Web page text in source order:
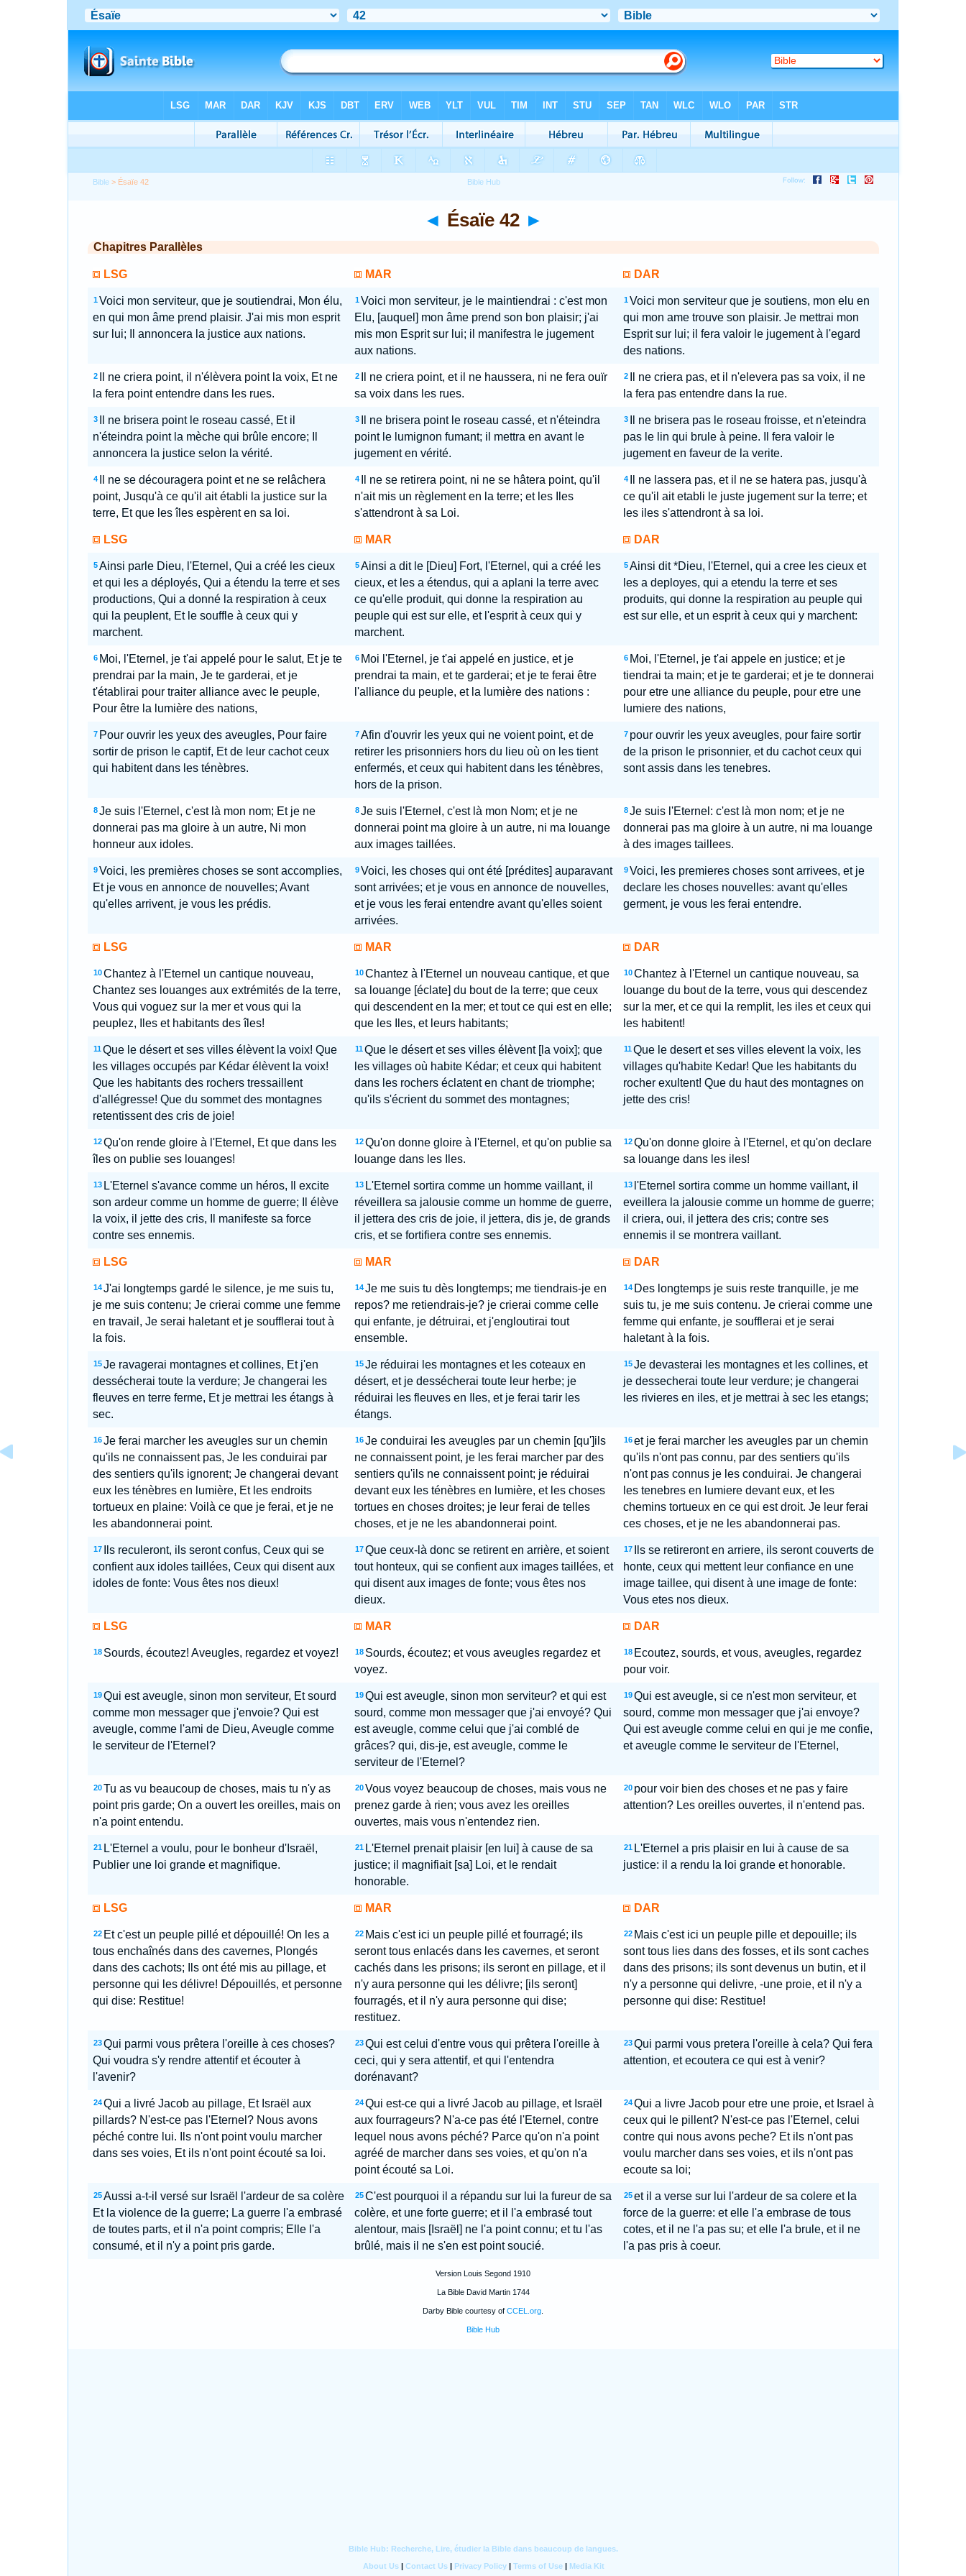
Bible > Ésaïe 42
◄ Ésaïe 42 ►
Chapitres Parallèles
LSG MAR DAR
1 Voici mon serviteur, que je soutiendrai, Mon élu,
en qui mon âme prend plaisir. J'ai mis mon esprit
sur lui; Il annoncera la justice aux nations.
1 Voici mon serviteur, je le maintiendrai : c'est mon
Elu, [auquel] mon âme prend son bon plaisir; j'ai
mis mon Esprit sur lui; il manifestra le jugement
aux nations.
1 Voici mon serviteur que je soutiens, mon elu en
qui mon ame trouve son plaisir. Je mettrai mon
Esprit sur lui; il fera valoir le jugement à l'egard
des nations.
2
Il ne criera point, il n'élèvera point la voix, Et ne
la fera point entendre dans les rues.
2
Il ne criera point, et il ne haussera, ni ne fera ouïr
sa voix dans les rues.
2
Il ne criera pas, et il n'elevera pas sa voix, il ne
la fera pas entendre dans la rue.
3
Il ne brisera point le roseau cassé, Et il
n'éteindra point la mèche qui brûle encore; Il
annoncera la justice selon la vérité.
3
Il ne brisera point le roseau cassé, et n'éteindra
point le lumignon fumant; il mettra en avant le
jugement en vérité.
3
Il ne brisera pas le roseau froisse, et n'eteindra
pas le lin qui brule à peine. Il fera valoir le
jugement en faveur de la verite.
4
Il ne se découragera point et ne se relâchera
point, Jusqu'à ce qu'il ait établi la justice sur la
terre, Et que les îles espèrent en sa loi.
4
Il ne se retirera point, ni ne se hâtera point, qu'il
n'ait mis un règlement en la terre; et les Iles
s'attendront à sa Loi.
4
Il ne lassera pas, et il ne se hatera pas, jusqu'à
ce qu'il ait etabli le juste jugement sur la terre; et
les iles s'attendront à sa loi.
LSG MAR DAR
5 Ainsi parle Dieu, l'Eternel, Qui a créé les cieux
et qui les a déployés, Qui a étendu la terre et ses
productions, Qui a donné la respiration à ceux
qui la peuplent, Et le souffle à ceux qui y
marchent.
5 Ainsi a dit le [Dieu] Fort, l'Eternel, qui a créé les
cieux, et les a étendus, qui a aplani la terre avec
ce qu'elle produit, qui donne la respiration au
peuple qui est sur elle, et l'esprit à ceux qui y
marchent.
5 Ainsi dit *Dieu, l'Eternel, qui a cree les cieux et
les a deployes, qui a etendu la terre et ses
produits, qui donne la respiration au peuple qui
est sur elle, et un esprit à ceux qui y marchent:
6 Moi, l'Eternel, je t'ai appelé pour le salut, Et je te
prendrai par la main, Je te garderai, et je
t'établirai pour traiter alliance avec le peuple,
Pour être la lumière des nations,
6 Moi l'Eternel, je t'ai appelé en justice, et je
prendrai ta main, et te garderai; et je te ferai être
l'alliance du peuple, et la lumière des nations :
6 Moi, l'Eternel, je t'ai appele en justice; et je
tiendrai ta main; et je te garderai; et je te donnerai
pour etre une alliance du peuple, pour etre une
lumiere des nations,
7 Pour ouvrir les yeux des aveugles, Pour faire
sortir de prison le captif, Et de leur cachot ceux
qui habitent dans les ténèbres.
7 Afin d'ouvrir les yeux qui ne voient point, et de
retirer les prisonniers hors du lieu où on les tient
enfermés, et ceux qui habitent dans les ténèbres,
hors de la prison.
7 pour ouvrir les yeux aveugles, pour faire sortir
de la prison le prisonnier, et du cachot ceux qui
sont assis dans les tenebres.
8 Je suis l'Eternel, c'est là mon nom; Et je ne
donnerai pas ma gloire à un autre, Ni mon
honneur aux idoles.
8 Je suis l'Eternel, c'est là mon Nom; et je ne
donnerai point ma gloire à un autre, ni ma louange
aux images taillées.
8 Je suis l'Eternel: c'est là mon nom; et je ne
donnerai pas ma gloire à un autre, ni ma louange
à des images taillees.
9 Voici, les premières choses se sont accomplies,
Et je vous en annonce de nouvelles; Avant
qu'elles arrivent, je vous les prédis.
9 Voici, les choses qui ont été [prédites] auparavant
sont arrivées; et je vous en annonce de nouvelles,
et je vous les ferai entendre avant qu'elles soient
arrivées.
9 Voici, les premieres choses sont arrivees, et je
declare les choses nouvelles: avant qu'elles
germent, je vous les ferai entendre.
LSG MAR DAR
10 Chantez à l'Eternel un cantique nouveau,
Chantez ses louanges aux extrémités de la terre,
Vous qui voguez sur la mer et vous qui la
peuplez, Iles et habitants des îles!
10 Chantez à l'Eternel un nouveau cantique, et que
sa louange [éclate] du bout de la terre; que ceux
qui descendent en la mer; et tout ce qui est en elle;
que les Iles, et leurs habitants;
10 Chantez à l'Eternel un cantique nouveau, sa
louange du bout de la terre, vous qui descendez
sur la mer, et ce qui la remplit, les iles et ceux qui
les habitent!
11 Que le désert et ses villes élèvent la voix! Que
les villages occupés par Kédar élèvent la voix!
Que les habitants des rochers tressaillent
d'allégresse! Que du sommet des montagnes
retentissent des cris de joie!
11 Que le désert et ses villes élèvent [la voix]; que
les villages où habite Kédar; et ceux qui habitent
dans les rochers éclatent en chant de triomphe;
qu'ils s'écrient du sommet des montagnes;
11 Que le desert et ses villes elevent la voix, les
villages qu'habite Kedar! Que les habitants du
rocher exultent! Que du haut des montagnes on
jette des cris!
12 Qu'on rende gloire à l'Eternel, Et que dans les
îles on publie ses louanges!
12 Qu'on donne gloire à l'Eternel, et qu'on publie sa
louange dans les Iles.
12 Qu'on donne gloire à l'Eternel, et qu'on declare
sa louange dans les iles!
13 L'Eternel s'avance comme un héros, Il excite
son ardeur comme un homme de guerre; Il élève
la voix, il jette des cris, Il manifeste sa force
contre ses ennemis.
13 L'Eternel sortira comme un homme vaillant, il
réveillera sa jalousie comme un homme de guerre,
il jettera des cris de joie, il jettera, dis je, de grands
cris, et se fortifiera contre ses ennemis.
13 l'Eternel sortira comme un homme vaillant, il
eveillera la jalousie comme un homme de guerre;
il criera, oui, il jettera des cris; contre ses
ennemis il se montrera vaillant.
LSG MAR DAR
14 J'ai longtemps gardé le silence, je me suis tu,
je me suis contenu; Je crierai comme une femme
en travail, Je serai haletant et je soufflerai tout à
la fois.
14 Je me suis tu dès longtemps; me tiendrais-je en
repos? me retiendrais-je? je crierai comme celle
qui enfante, je détruirai, et j'engloutirai tout
ensemble.
14 Des longtemps je suis reste tranquille, je me
suis tu, je me suis contenu. Je crierai comme une
femme qui enfante, je soufflerai et je serai
haletant à la fois.
15 Je ravagerai montagnes et collines, Et j'en
dessécherai toute la verdure; Je changerai les
fleuves en terre ferme, Et je mettrai les étangs à
sec.
15 Je réduirai les montagnes et les coteaux en
désert, et je dessécherai toute leur herbe; je
réduirai les fleuves en Iles, et je ferai tarir les
étangs.
15 Je devasterai les montagnes et les collines, et
je dessecherai toute leur verdure; je changerai
les rivieres en iles, et je mettrai à sec les etangs;
16 Je ferai marcher les aveugles sur un chemin
qu'ils ne connaissent pas, Je les conduirai par
des sentiers qu'ils ignorent; Je changerai devant
eux les ténèbres en lumière, Et les endroits
tortueux en plaine: Voilà ce que je ferai, et je ne
les abandonnerai point.
16 Je conduirai les aveugles par un chemin [qu']ils
ne connaissent point, je les ferai marcher par des
sentiers qu'ils ne connaissent point; je réduirai
devant eux les ténèbres en lumière, et les choses
tortues en choses droites; je leur ferai de telles
choses, et je ne les abandonnerai point.
16 et je ferai marcher les aveugles par un chemin
qu'ils n'ont pas connu, par des sentiers qu'ils
n'ont pas connus je les conduirai. Je changerai
les tenebres en lumiere devant eux, et les
chemins tortueux en ce qui est droit. Je leur ferai
ces choses, et je ne les abandonnerai pas.
17
Ils reculeront, ils seront confus, Ceux qui se
confient aux idoles taillées, Ceux qui disent aux
idoles de fonte: Vous êtes nos dieux!
17 Que ceux-là donc se retirent en arrière, et soient
tout honteux, qui se confient aux images taillées, et
qui disent aux images de fonte; vous êtes nos
dieux.
17
Ils se retireront en arriere, ils seront couverts de
honte, ceux qui mettent leur confiance en une
image taillee, qui disent à une image de fonte:
Vous etes nos dieux.
LSG MAR DAR
18 Sourds, écoutez! Aveugles, regardez et voyez! 18 Sourds, écoutez; et vous aveugles regardez et
voyez.
18 Ecoutez, sourds, et vous, aveugles, regardez
pour voir.
19 Qui est aveugle, sinon mon serviteur, Et sourd
comme mon messager que j'envoie? Qui est
aveugle, comme l'ami de Dieu, Aveugle comme
le serviteur de l'Eternel?
19 Qui est aveugle, sinon mon serviteur? et qui est
sourd, comme mon messager que j'ai envoyé? Qui
est aveugle, comme celui que j'ai comblé de
grâces? qui, dis-je, est aveugle, comme le
serviteur de l'Eternel?
19 Qui est aveugle, si ce n'est mon serviteur, et
sourd, comme mon messager que j'ai envoye?
Qui est aveugle comme celui en qui je me confie,
et aveugle comme le serviteur de l'Eternel,
20 Tu as vu beaucoup de choses, mais tu n'y as
point pris garde; On a ouvert les oreilles, mais on
n'a point entendu.
20 Vous voyez beaucoup de choses, mais vous ne
prenez garde à rien; vous avez les oreilles
ouvertes, mais vous n'entendez rien.
20 pour voir bien des choses et ne pas y faire
attention? Les oreilles ouvertes, il n'entend pas.
21 L'Eternel a voulu, pour le bonheur d'Israël,
Publier une loi grande et magnifique.
21 L'Eternel prenait plaisir [en lui] à cause de sa
justice; il magnifiait [sa] Loi, et le rendait
honorable.
21 L'Eternel a pris plaisir en lui à cause de sa
justice: il a rendu la loi grande et honorable.
LSG MAR DAR
22 Et c'est un peuple pillé et dépouillé! On les a
tous enchaînés dans des cavernes, Plongés
dans des cachots; Ils ont été mis au pillage, et
personne qui les délivre! Dépouillés, et personne
qui dise: Restitue!
22 Mais c'est ici un peuple pillé et fourragé; ils
seront tous enlacés dans les cavernes, et seront
cachés dans les prisons; ils seront en pillage, et il
n'y aura personne qui les délivre; [ils seront]
fourragés, et il n'y aura personne qui dise;
restituez.
22 Mais c'est ici un peuple pille et depouille; ils
sont tous lies dans des fosses, et ils sont caches
dans des prisons; ils sont devenus un butin, et il
n'y a personne qui delivre, -une proie, et il n'y a
personne qui dise: Restitue!
23 Qui parmi vous prêtera l'oreille à ces choses?
Qui voudra s'y rendre attentif et écouter à
l'avenir?
23 Qui est celui d'entre vous qui prêtera l'oreille à
ceci, qui y sera attentif, et qui l'entendra
dorénavant?
23 Qui parmi vous pretera l'oreille à cela? Qui fera
attention, et ecoutera ce qui est à venir?
24 Qui a livré Jacob au pillage, Et Israël aux
pillards? N'est-ce pas l'Eternel? Nous avons
péché contre lui. Ils n'ont point voulu marcher
dans ses voies, Et ils n'ont point écouté sa loi.
24 Qui est-ce qui a livré Jacob au pillage, et Israël
aux fourrageurs? N'a-ce pas été l'Eternel, contre
lequel nous avons péché? Parce qu'on n'a point
agréé de marcher dans ses voies, et qu'on n'a
point écouté sa Loi.
24 Qui a livre Jacob pour etre une proie, et Israel à
ceux qui le pillent? N'est-ce pas l'Eternel, celui
contre qui nous avons peche? Et ils n'ont pas
voulu marcher dans ses voies, et ils n'ont pas
ecoute sa loi;
25 Aussi a-t-il versé sur Israël l'ardeur de sa colère
Et la violence de la guerre; La guerre l'a embrasé
de toutes parts, et il n'a point compris; Elle l'a
consumé, et il n'y a point pris garde.
25 C'est pourquoi il a répandu sur lui la fureur de sa
colère, et une forte guerre; et il l'a embrasé tout
alentour, mais [Israël] ne l'a point connu; et tu l'as
brûlé, mais il ne s'en est point soucié.
25 et il a verse sur lui l'ardeur de sa colere et la
force de la guerre: et elle l'a embrase de tous
cotes, et il ne l'a pas su; et elle l'a brule, et il ne
l'a pas pris à coeur.
Version Louis Segond 1910
La Bible David Martin 1744
Darby Bible courtesy of CCEL.org
Bible Hub